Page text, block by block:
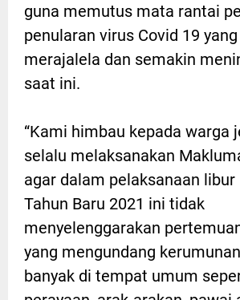
guna memutus mata rantai
penularan virus Covid 19
merajalela dan semakin
saat ini.
“Kami himbau kepada warga
selalu melaksanakan
agar dalam pelaksanaan libur
Tahun Baru 2021 ini tidak
menyelenggarakan
yang mengundang
banyak di tempat umum